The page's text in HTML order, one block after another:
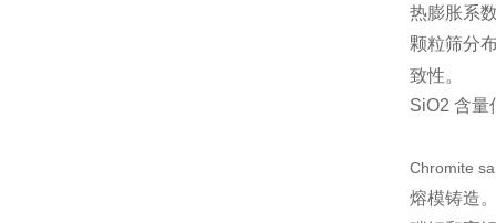
热膨胀系
颗粒筛分
致性。
SiO2 含量
Chromite
熔模铸造